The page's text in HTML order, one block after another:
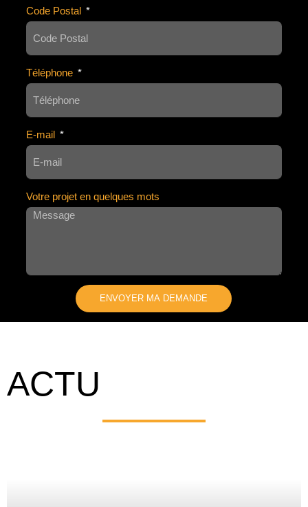
Code Postal
Téléphone
E-mail
Votre projet en quelques mots
ENVOYER MA DEMANDE
A
R
ACTU